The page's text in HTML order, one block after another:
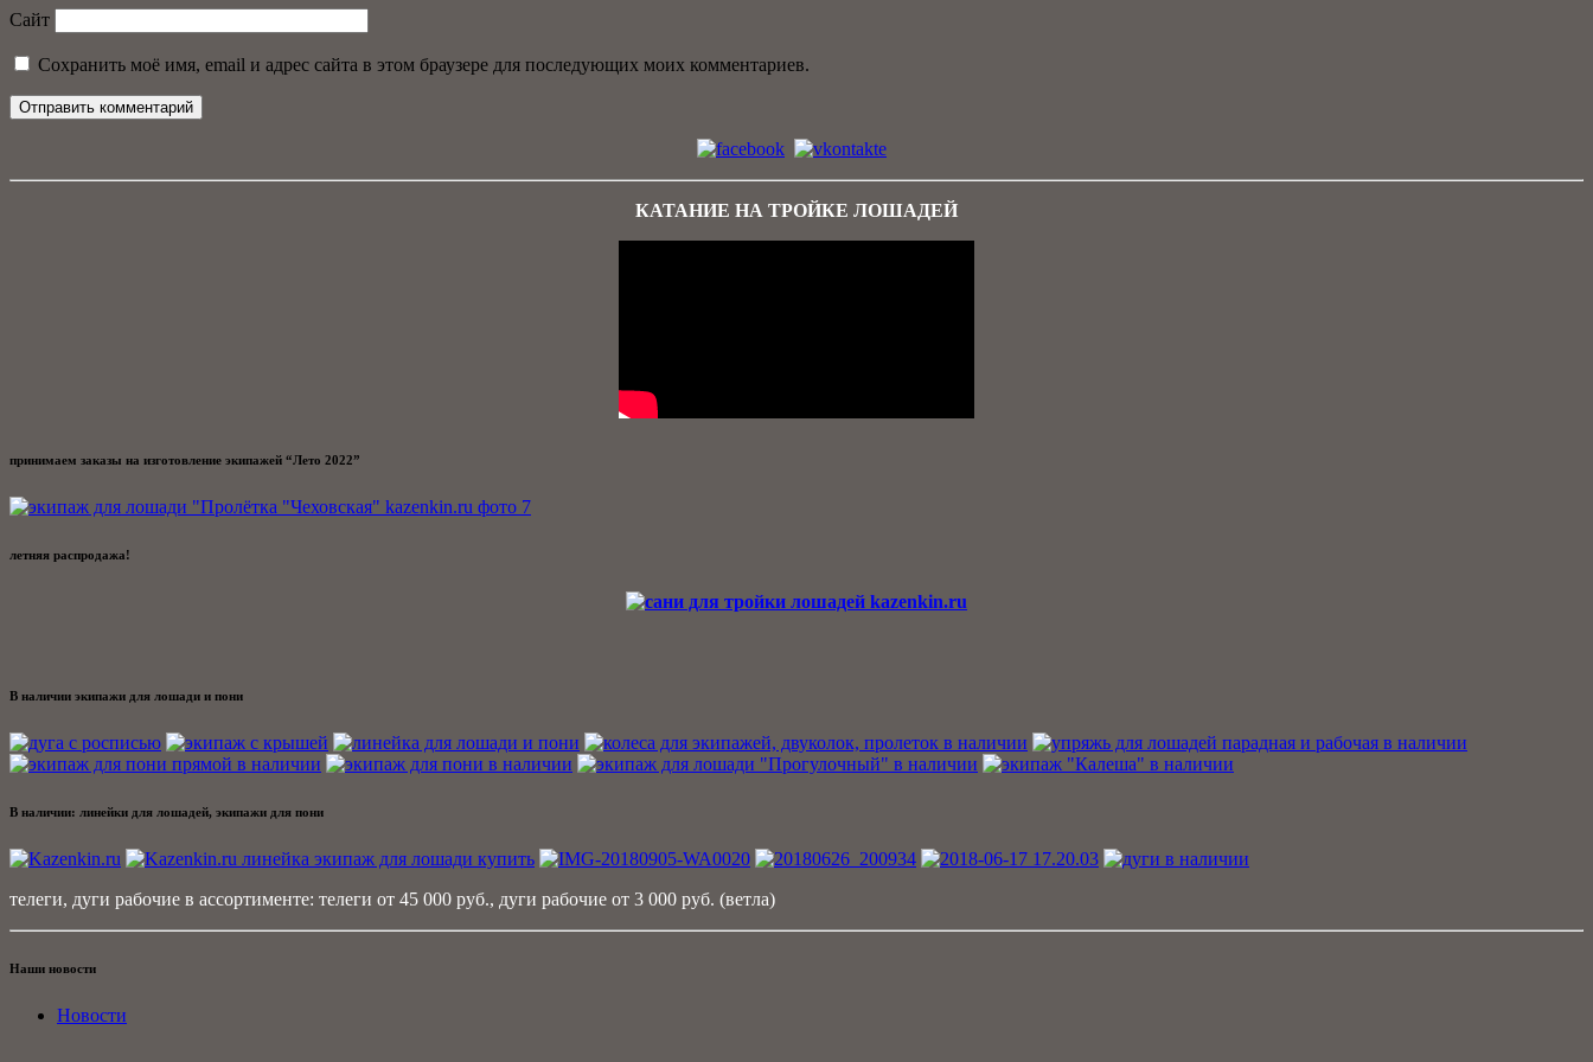
Сайт
Сохранить моё имя, email и адрес сайта в этом браузере для последующих моих комментариев.
КАТАНИЕ НА ТРОЙКЕ ЛОШАДЕЙ
принимаем заказы на изготовление экипажей “Лето 2022”
летняя распродажа!
В наличии экипажи для лошади и пони
В наличии: линейки для лошадей, экипажи для пони
телеги, дуги рабочие в ассортименте: телеги от 45 000 руб., дуги рабочие от 3 000 руб. (ветла)
Наши новости
Новости